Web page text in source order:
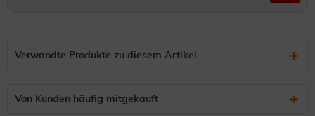
Verwandte Produkte zu diesem Artikel
Von Kunden häufig mitgekauft